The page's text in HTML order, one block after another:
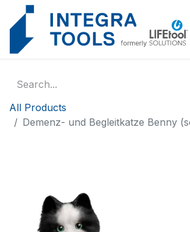
All Products
Demenz- und Begleitkatze Benny
Cookies management panel